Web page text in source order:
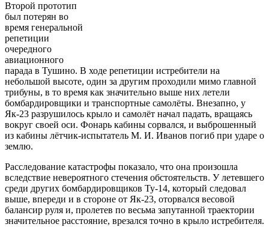
Второй прототип
был потерян во
время генеральной
репетиции
очередного
авиационного
парада в Тушино. В ходе репетиции истребители на
небольшой высоте, один за другим проходили мимо главной
трибуны, в то время как значительно выше них летели
бомбардировщики и транспортные самолёты. Внезапно, у
Як-23 разрушилось крыло и самолёт начал падать, вращаясь
вокруг своей оси. Фонарь кабины сорвался, и выброшенный
из кабины лётчик-испытатель М. И. Иванов погиб при ударе о
землю.
Расследование катастрофы показало, что она произошла
вследствие невероятного стечения обстоятельств. У летевшего
среди других бомбардировщиков Ту-14, который следовал
выше, впереди и в стороне от Як-23, оторвался весовой
балансир руля и, пролетев по весьма запутанной траектории
значительное расстояние, врезался точно в крыло истребителя.